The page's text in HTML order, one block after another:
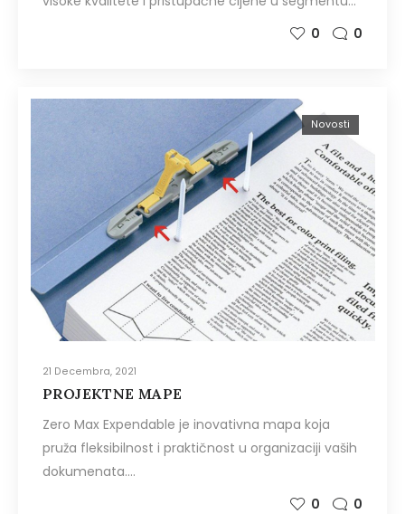
0
0
21 Decembra, 2021
Novosti
PROJEKTNE MAPE
Zero Max Expendable je inovativna mapa koja
pruža fleksibilnost i praktičnost u organizaciji vaših
dokumenata.…
0
0